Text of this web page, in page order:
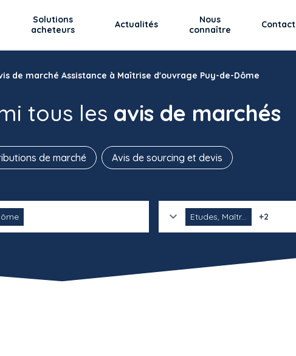
Solutions
acheteurs
Actualités
Nous
connaître
Contact
tous les avis de marchés
de marché Avis de sourcing et devis
Etudes, Maîtr... +2
de marché Assistance à Maîtrise d'ouvrage Puy-de-Dôme